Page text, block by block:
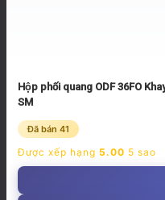
Hộp phối quang ODF 36FO
SM
Đã bán 41
Được xếp hạng 5.00 5 sao